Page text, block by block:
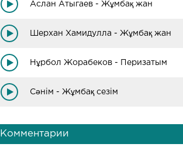
Аслан Атыгаев - Жұмбақ жан
Шерхан Хамидулла - Жұмбақ жан
Нұрбол Жорабеков - Перизатым
Сәнім - Жұмбақ сезім
Комментарии